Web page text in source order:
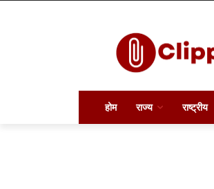
होम राज्य राष्ट्रीय